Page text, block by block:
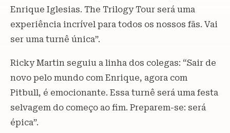
Enrique Iglesias. The Trilogy Tour será uma
experiência incrível para todos os nossos fãs. Vai
ser uma turnê única”.
Ricky Martin seguiu a linha dos colegas: “Sair de
novo pelo mundo com Enrique, agora com
Pitbull, é emocionante. Essa turnê será uma festa
selvagem do começo ao fim. Preparem-se: será
épica”.